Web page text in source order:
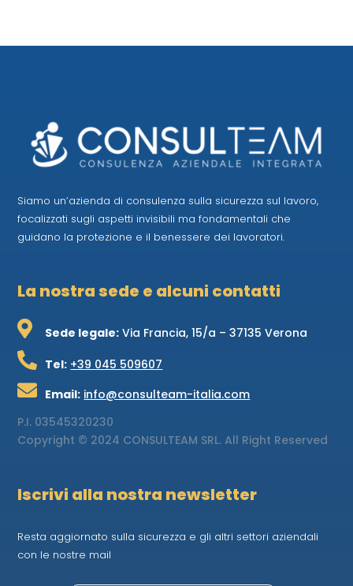
Siamo un’azienda di consulenza sulla sicurezza sul lavoro,
focalizzati sugli aspetti invisibili ma fondamentali che
guidano la protezione e il benessere dei lavoratori.
La nostra sede e alcuni contatti
Sede legale: Via Francia, 15/a – 37135 Verona

Tel: +39 045 509607

Email: info@consulteam-italia.com

P.I. 03545320230
Copyright © 2024 CONSULTEAM SRL. All Right Reserved
Iscrivi alla nostra newsletter
Resta aggiornato sulla sicurezza e gli altri settori aziendali
con le nostre mail